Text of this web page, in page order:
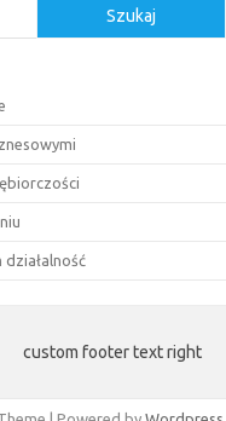
Szukaj
custom footer text right